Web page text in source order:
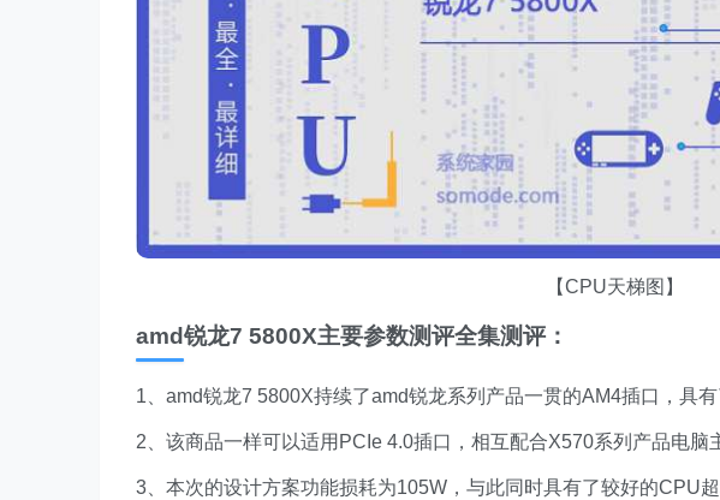
【CPU天梯图】
amd锐龙7 5800X主要参数测评全集测评：
1、amd锐龙7 5800X持续了amd锐龙系列产品一贯的AM4插口，具有
2、该商品一样可以适用PCIe 4.0插口，相互配合X570系列产品电脑
3、本次的设计方案功能损耗为105W，与此同时具有了较好的CPU